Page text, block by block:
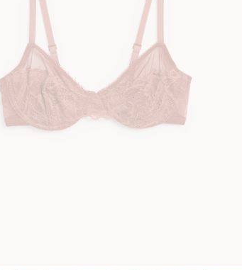
Gratis fraktalternativer Enkel betaling med